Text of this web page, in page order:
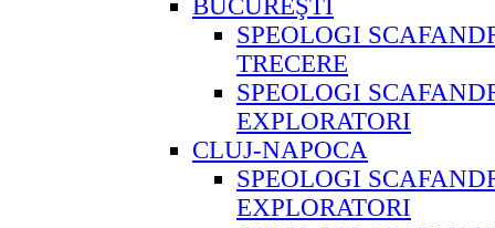
BUCUREŞTI
SPEOLOGI
TRECERE
SPEOLOGI
EXPLORATORI
CLUJ-NAPOCA
SPEOLOGI
EXPLORATORI